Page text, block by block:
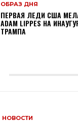
ОБРАЗ ДНЯ
ПЕРВАЯ ЛЕДИ США
ADAM LIPPES НА
ТРАМПА
НОВОСТИ